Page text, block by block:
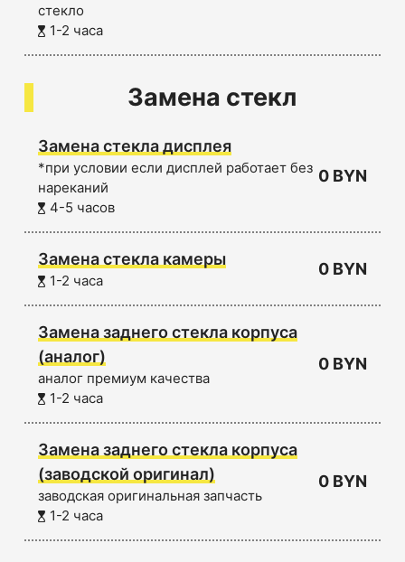
стекло
1-2 часа
Замена стекл
Замена стекла дисплея
*при условии если дисплей работает без
нареканий
4-5 часов
0 BYN
Замена стекла камеры
1-2 часа
0 BYN
Замена заднего стекла корпуса
(аналог)
аналог премиум качества
1-2 часа
0 BYN
Замена заднего стекла корпуса
(заводской оригинал)
заводская оригинальная запчасть
1-2 часа
0 BYN